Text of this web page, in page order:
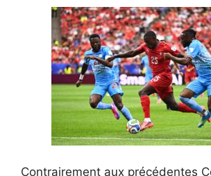
Contrairement aux précédentes